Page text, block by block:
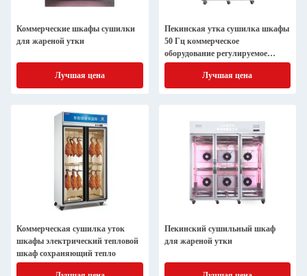
Коммерческие шкафы сушилки
для жареной утки
Лучшая цена
Пекинская утка сушилка шкафы
50 Гц коммерческое
оборудование регулируемое
время
Лучшая цена
Коммерческая сушилка уток
шкафы электрический тепловой
шкаф сохраняющий тепло
Пекинский сушильный шкаф
для жареной утки